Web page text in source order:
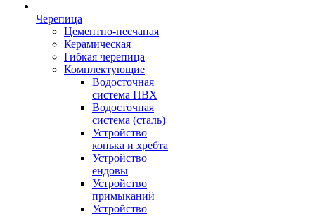
Черепица
Цементно-песчаная
Керамическая
Гибкая черепица
Комплектующие
Водосточная
система ПВХ
Водосточная
система (сталь)
Устройство
конька и хребта
Устройство
ендовы
Устройство
примыканий
Устройство